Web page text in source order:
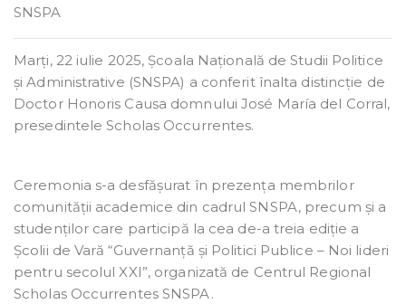
SNSPA
Marți, 22 iulie 2025, Școala Națională de Studii Politice
și Administrative (SNSPA) a conferit înalta distincție de
Doctor Honoris Causa domnului José María del Corral,
presedintele Scholas Occurrentes.
Ceremonia s-a desfășurat în prezența membrilor
comunității academice din cadrul SNSPA, precum și a
studenților care participă la cea de-a treia ediție a
Școlii de Vară “Guvernanță și Politici Publice – Noi lideri
pentru secolul XXI”, organizată de Centrul Regional
Scholas Occurrentes SNSPA.